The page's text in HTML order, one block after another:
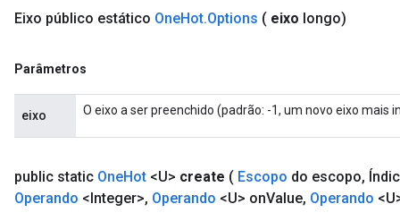
Eixo público estático OneHot.Options ( eixo longo)
Parâmetros
eixo O eixo a ser preenchido (padrão: -1, um novo eixo mais
public static OneHot <U> create ( Escopo do escopo,
Operando <Integer>, Operando <U> onValue, Operando